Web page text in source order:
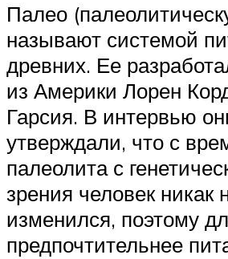
Палео
называют системой
древних. Ее
из Америки Лорен
Гарсия. В интервью
утверждали, что с
палеолита с
зрения человек никак
изменился, поэтому
предпочтительнее